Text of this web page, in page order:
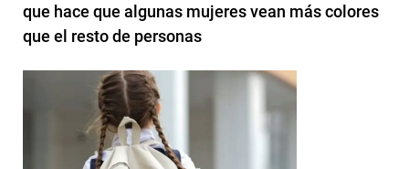
que hace que algunas mujeres vean más colores
que el resto de personas